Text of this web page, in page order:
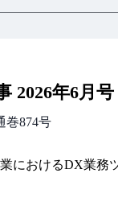
2026年6月号
巻874号
におけるDX業務